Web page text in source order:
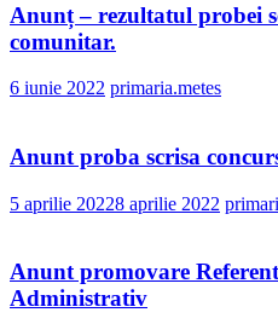
Anunț – rezultatul probei
comunitar.
6 iunie 2022 primaria.metes
Anunt proba scrisa
5 aprilie 20228 aprilie 2022
Anunt promovare
Administrativ